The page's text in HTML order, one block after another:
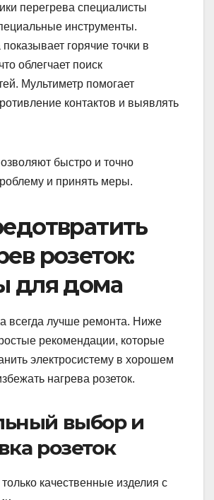
перегрева специалисты
инструменты.
горячие точки в
облегчает поиск
Мультиметр помогает
контактов и выявлять
быстро и точно
и принять меры.
розеток:
для дома
всегда лучше ремонта. Ниже
рекомендации, которые
электросистему в хорошем
нагрева розеток.
выбор и
розеток
качественные изделия с